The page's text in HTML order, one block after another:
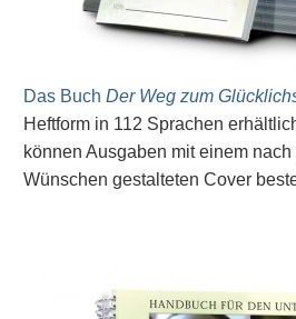
Das BuchDer Weg zum
Heftform in 112 Sprachen
können Ausgaben mit einem
Wünschen gestalteten Cover